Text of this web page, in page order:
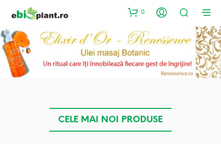
0
CELE MAI NOI PRODUSE